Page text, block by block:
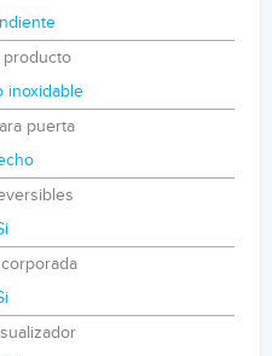
producto
inoxidable
puerta